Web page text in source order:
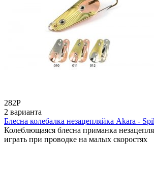
282Р
2 варианта
Блесна колебалка незацепляйка Akara -
Колеблющаяся блесна приманка
играть при проводке на малых скоростях